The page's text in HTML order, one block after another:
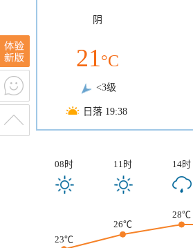
阴
21°C
<3级
日落 19:38
08时 11时 14时
23℃
26℃
28℃